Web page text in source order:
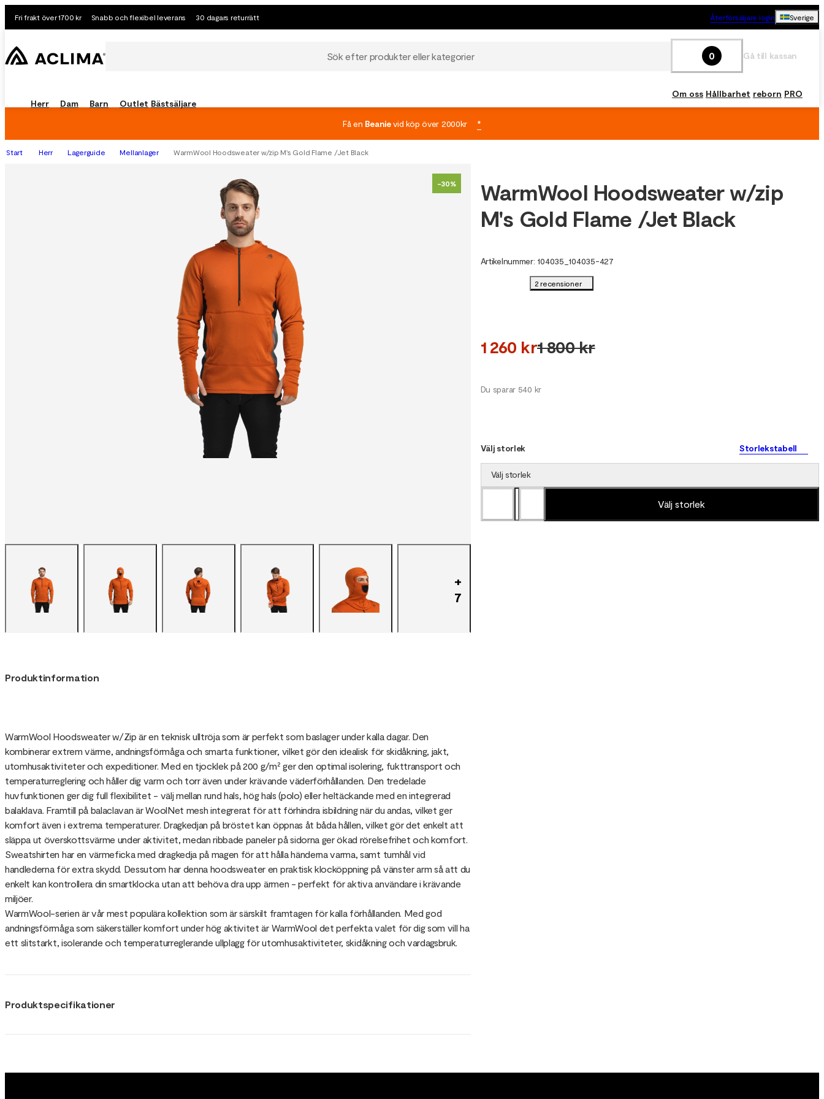
Fri frakt över 1700 kr Snabb och flexibel leverans 30 dagars returrätt Återförsäljare login Sverige
Sök efter produkter eller kategorier 0 Gå till kassan
Herr Dam Barn Outlet Bästsäljare
Om oss Hållbarhet reborn PRO
Få en Beanievid köp över 2000kr *
Start Herr Lagerguide Mellanlager WarmWool Hoodsweater w/zip M's Gold Flame /Jet Black
-30%
+
7
Produktinformation
WarmWool Hoodsweater w/Zip är en teknisk ulltröja som är perfekt som baslager under kalla dagar. Den
kombinerar extrem värme, andningsförmåga och smarta funktioner, vilket gör den idealisk för skidåkning, jakt,
utomhusaktiviteter och expeditioner. Med en tjocklek på 200 g/m² ger den optimal isolering, fukttransport och
temperaturreglering och håller dig varm och torr även under krävande väderförhållanden. Den tredelade
huvfunktionen ger dig full flexibilitet - välj mellan rund hals, hög hals (polo) eller heltäckande med en integrerad
balaklava. Framtill på balaclavan är WoolNet mesh integrerat för att förhindra isbildning när du andas, vilket ger
komfort även i extrema temperaturer. Dragkedjan på bröstet kan öppnas åt båda hållen, vilket gör det enkelt att
släppa ut överskottsvärme under aktivitet, medan ribbade paneler på sidorna ger ökad rörelsefrihet och komfort.
Sweatshirten har en värmeficka med dragkedja på magen för att hålla händerna varma, samt tumhål vid
handlederna för extra skydd. Dessutom har denna hoodsweater en praktisk klocköppning på vänster arm så att du
enkelt kan kontrollera din smartklocka utan att behöva dra upp ärmen - perfekt för aktiva användare i krävande
miljöer.
WarmWool-serien är vår mest populära kollektion som är särskilt framtagen för kalla förhållanden. Med god
andningsförmåga som säkerställer komfort under hög aktivitet är WarmWool det perfekta valet för dig som vill ha
ett slitstarkt, isolerande och temperaturreglerande ullplagg för utomhusaktiviteter, skidåkning och vardagsbruk.
Produktspecifikationer
WarmWool Hoodsweater w/zip
M's Gold Flame /Jet Black
Artikelnummer: 104035 104035-427
2 recensioner
1 260 kr1 800 kr
Du sparar 540 kr
Välj storlek Storlekstabell
Välj storlek
Välj storlek